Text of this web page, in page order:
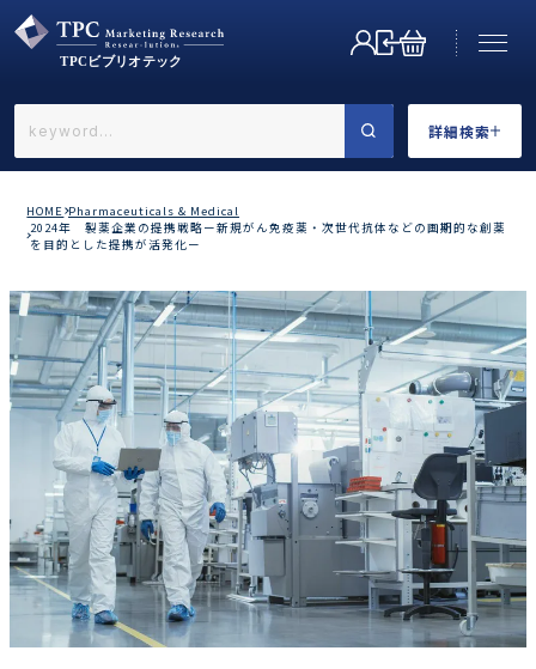
詳細検索
←戻る
業界で選ぶ
カテゴリで選ぶ
調査の種類で選ぶ
HOME Pharmaceuticals & Medical
2024年 製薬企業の提携戦略ー新規がん免疫薬・次世代抗体などの画期的な創薬
を目的とした提携が活発化ー